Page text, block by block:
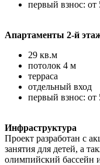
первый взнос: от
Апартаменты 2-й
29 кв.м
потолок 4 м
терраса
отдельный вход
первый взнос: от
Инфраструктура
Проект разработан с
занятия для детей, а
олимпийский бассейн